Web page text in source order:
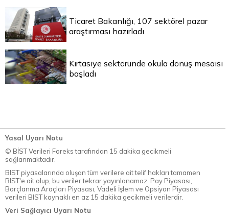
Ticaret Bakanlığı, 107 sektörel pazar
araştırması hazırladı
Kırtasiye sektöründe okula dönüş mesaisi
başladı
Yasal Uyarı Notu
© BİST Verileri Foreks tarafından 15 dakika gecikmeli
sağlanmaktadır.
BIST piyasalarında oluşan tüm verilere ait telif hakları tamamen
BIST'e ait olup, bu veriler tekrar yayınlanamaz. Pay Piyasası,
Borçlanma Araçları Piyasası, Vadeli İşlem ve Opsiyon Piyasası
verileri BIST kaynaklı en az 15 dakika gecikmeli verilerdir.
Veri Sağlayıcı Uyarı Notu